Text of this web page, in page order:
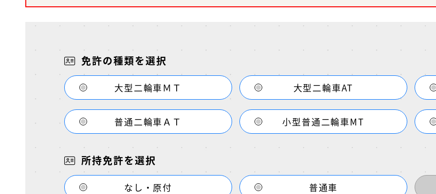
免許の種類を選択
大型二輪車ＭＴ 大型二輪車AT
普通二輪車ＡＴ 小型普通二輪車MT
所持免許を選択
なし・原付 普通車